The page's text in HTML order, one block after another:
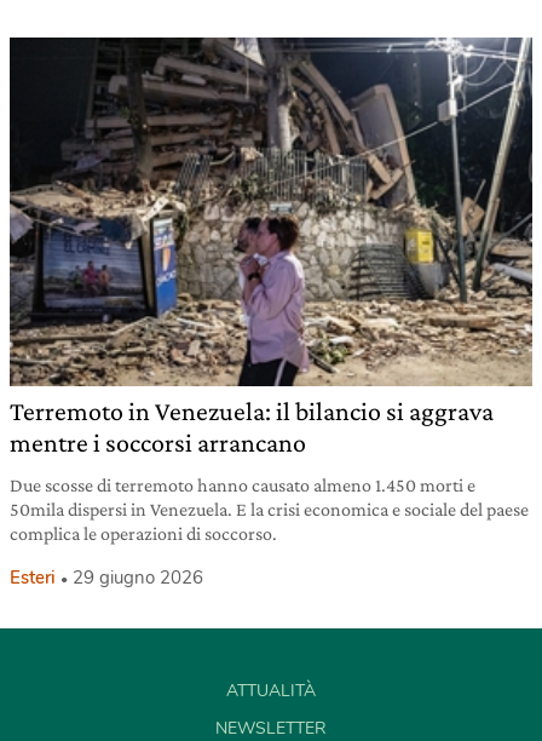
Terremoto in Venezuela: il bilancio si aggrava
mentre i soccorsi arrancano
Due scosse di terremoto hanno causato almeno 1.450 morti e
50mila dispersi in Venezuela. E la crisi economica e sociale del paese
complica le operazioni di soccorso.
Esteri 29 giugno 2026
ATTUALITÀ
NEWSLETTER